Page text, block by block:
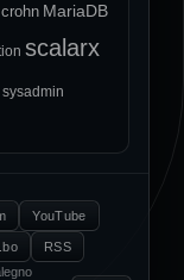
MariaDB
scalarx
sysadmin
YouTube
RSS